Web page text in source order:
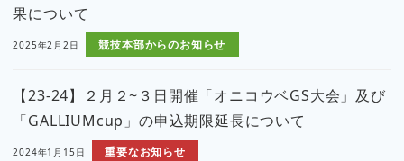
果について
2025年2月2日 競技本部からのお知らせ
【23-24】２月２~３日開催「オニコウベGS大会」及び
「GALLIUMcup」の申込期限延長について
2024年1月15日 重要なお知らせ